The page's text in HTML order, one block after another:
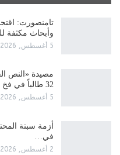
تامنصورت:
وأبحاث مكثفة
5 أغسطس, 2026
مصيدة «النص
32 طالباً في فخ الذكاء…
5 أغسطس, 2026
أزمة سبتة
في…
2 أغسطس, 2026